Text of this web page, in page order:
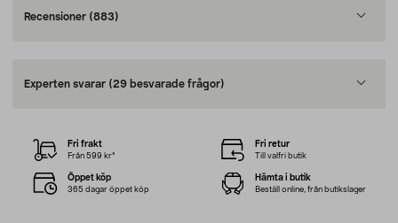
Recensioner (883)
Experten svarar (29 besvarade frågor)
Fri frakt
Från 599 kr*
Fri retur
Till valfri butik
Öppet köp
365 dagar öppet köp
Hämta i butik
Beställ online, från butikslager